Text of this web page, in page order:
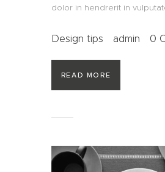
dolor in hendrerit in
Design tips admin 0
READ MORE